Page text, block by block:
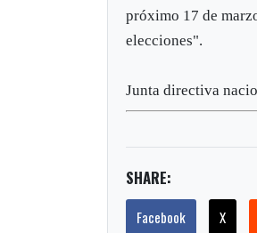
próximo 17 de
elecciones".
Junta directiva
SHARE:
Facebook X